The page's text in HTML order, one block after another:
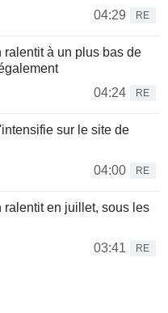
04:29
RE
à un plus bas de
04:24
RE
sur le site de
04:00
RE
en juillet, sous les
03:41
RE